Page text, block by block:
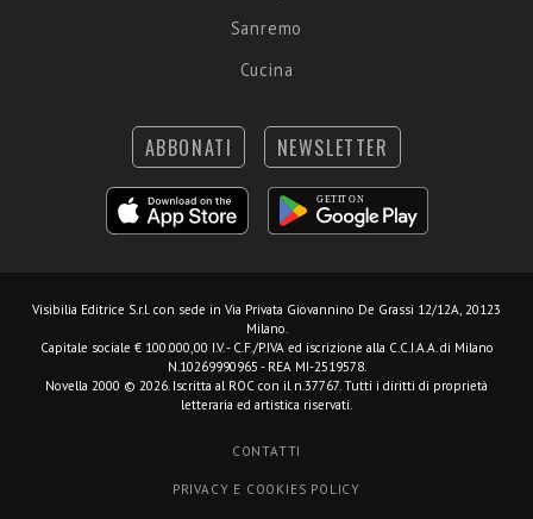
Sanremo
Cucina
ABBONATI NEWSLETTER
Visibilia Editrice S.r.l. con sede in Via Privata Giovannino De Grassi 12/12A, 20123
Milano.
Capitale sociale € 100.000,00 I.V. - C.F./P.IVA ed iscrizione alla C.C.I.A.A. di Milano
N.10269990965 - REA MI-2519578.
Novella 2000 © 2026. Iscritta al ROC con il n.37767. Tutti i diritti di proprietà
letteraria ed artistica riservati.
CONTATTI
PRIVACY E COOKIES POLICY